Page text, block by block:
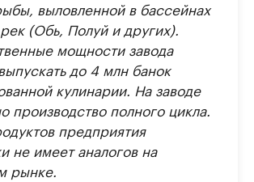
выловленной в бассейнах
(Обь, Полуй и других).
мощности завода
до 4 млн банок
кулинарии. На заводе
производство полного цикла.
предприятия
не имеет аналогов на
рынке.